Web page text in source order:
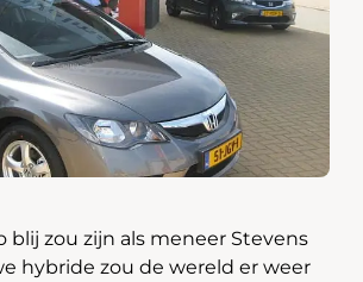
blij zou zijn als meneer Stevens
hybride zou de wereld er weer